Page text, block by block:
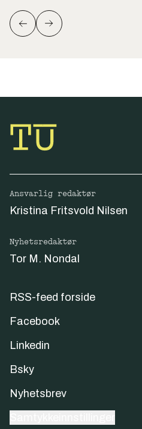
Ansvarlig redaktør
Kristina Fritsvold Nilsen
Nyhetsredaktør
Tor M. Nondal
RSS-feed forside
Facebook
Linkedin
Bsky
Nyhetsbrev